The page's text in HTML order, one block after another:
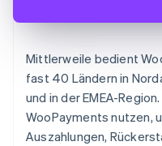
Mittlerweile bedient
fast 40 Ländern in
und in der EMEA-
WooPayments nutzen,
Auszahlungen,